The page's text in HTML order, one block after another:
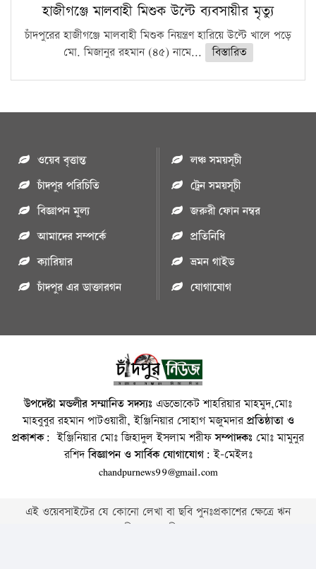
হাজীগঞ্জে মালবাহী মিশুক উল্টে ব্যবসায়ীর মৃত্যু
চাঁদপুরের হাজীগঞ্জে মালবাহী মিশুক নিয়ন্ত্রণ হারিয়ে উল্টে খালে পড়ে
মো. মিজানুর রহমান (৪৫) নামে...
বিস্তারিত
ওয়েব বৃত্তান্ত
চাঁদপুর পরিচিতি
বিজ্ঞাপন মুল্য
আমাদের সম্পর্কে
ক্যারিয়ার
চাঁদপুর এর ডাক্তারগন
লঞ্চ সময়সূচী
ট্রেন সময়সূচী
জরুরী ফোন নম্বর
প্রতিনিধি
ভ্রমন গাইড
যোগাযোগ
উপদেষ্টা মন্ডলীর সম্মানিত সদস্যঃ এডভোকেট শাহরিয়ার মাহমুদ,মোঃ
মাহবুবুর রহমান পাটওয়ারী, ইঞ্জিনিয়ার সোহাগ মজুমদারপ্রতিষ্ঠাতা ও
প্রকাশক: ইঞ্জিনিয়ার মোঃ জিহাদুল ইসলাম শরীফসম্পাদকঃ মোঃ মামুনুর
রশিদবিজ্ঞাপন ও সার্বিক যোগাযোগ: ই-মেইলঃ
chandpurnews99@gmail.com
এই ওয়েবসাইটের যে কোনো লেখা বা ছবি পুনঃপ্রকাশের ক্ষেত্রে ঋন
স্বীকার বাঞ্চনীয় ।